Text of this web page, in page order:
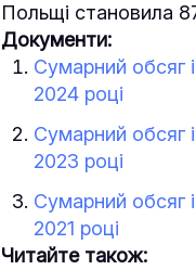
Польщі становила
Документи:
Сумарний обсяг
2024 році
Сумарний обсяг
2023 році
Сумарний обсяг
2021 році
Читайте також: